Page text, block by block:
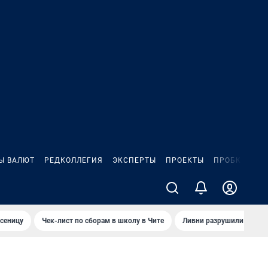
ВАЛЮТ РЕДКОЛЛЕГИЯ ЭКСПЕРТЫ ПРОЕКТЫ ПРОБКИ
Чек-лист по сборам в школу в Чите Ливни разрушили